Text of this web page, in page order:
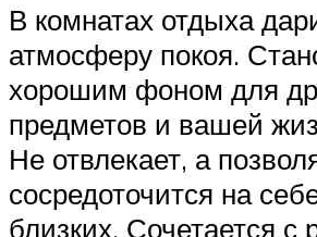
В комнатах отдыха
атмосферу покоя.
хорошим фоном для
предметов и вашей
Не отвлекает, а
сосредоточится на
близких. Сочетается с